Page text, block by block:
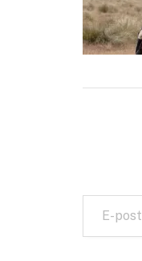
E-postanızı yazın…